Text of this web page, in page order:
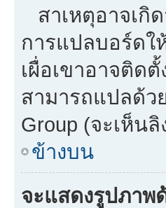
สาเหตุอาจเกิ
การแปลบอร์ดใ
เผื่อเขาอาจติด
สามารถแปลด้ว
Group (จะเห็น
ข้างบน
จะแสดงรูปภาพ